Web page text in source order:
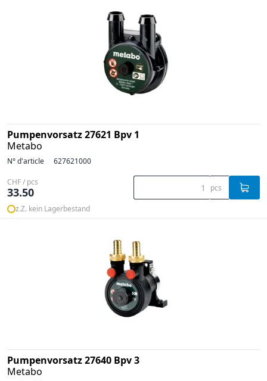
Pumpenvorsatz 27621 Bpv 1
Metabo
N° d'article 627621000
CHF / pcs
33.50 pcs
z.Z. kein Lagerbestand
Pumpenvorsatz 27640 Bpv 3
Metabo